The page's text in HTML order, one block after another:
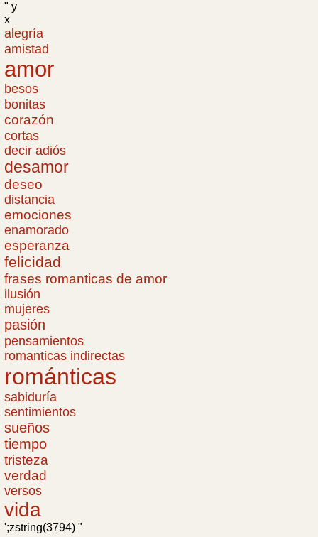
" y
x
alegría
amistad
amor
besos
bonitas
corazón
cortas
decir adiós
desamor
deseo
distancia
emociones
enamorado
esperanza
felicidad
frases romanticas de amor
ilusión
mujeres
pasión
pensamientos
romanticas indirectas
románticas
sabiduría
sentimientos
sueños
tiempo
tristeza
verdad
versos
vida
';zstring(3794) "